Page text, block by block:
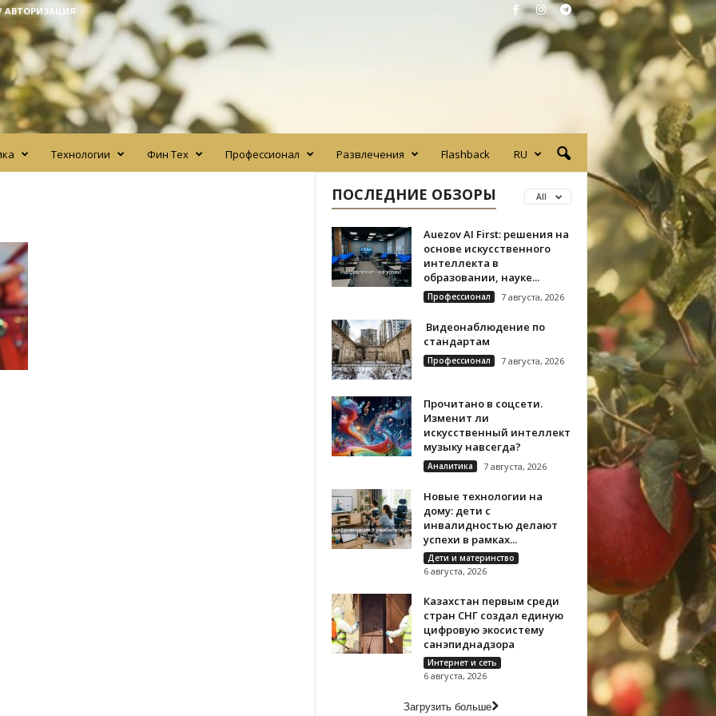
АВТОРИЗАЦИЯ
Технологии Фин Тех Профессионал Развлечения Flashback RU
ПОСЛЕДНИЕ ОБЗОРЫ All
Auezov AI First: решения на
основе искусственного
интеллекта в
образовании, науке...
Профессионал 7 августа, 2026
Видеонаблюдение по
стандартам
Профессионал 7 августа, 2026
Прочитано в соцсети.
Изменит ли
искусственный интеллект
музыку навсегда?
Аналитика 7 августа, 2026
Новые технологии на
дому: дети с
инвалидностью делают
успехи в рамках...
Дети и материнство
6 августа, 2026
Казахстан первым среди
стран СНГ создал единую
цифровую экосистему
санэпиднадзора
Интернет и сеть
6 августа, 2026
Загрузить больше